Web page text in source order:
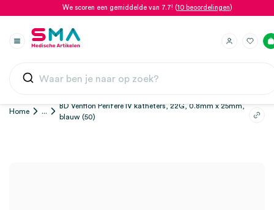
We scoren een gemiddelde van 7.7! (10 beoordelingen)
Home ...
BD Venflon Perifere IV katheters, 22G, 0.8mm x 25mm,
blauw (50)